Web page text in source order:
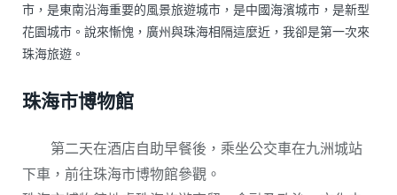
市，是東南沿海重要的風景旅遊城市，是中國海濱城市，是新型
花園城市。說來慚愧，廣州與珠海相隔這麼近，我卻是第一次來
珠海旅遊。
珠海市博物館
第二天在酒店自助早餐後，乘坐公交車在九洲城站
下車，前往珠海市博物館參觀。